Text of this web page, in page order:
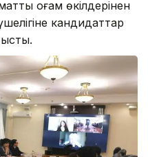
қоғам өкілдерінен
кандидаттар